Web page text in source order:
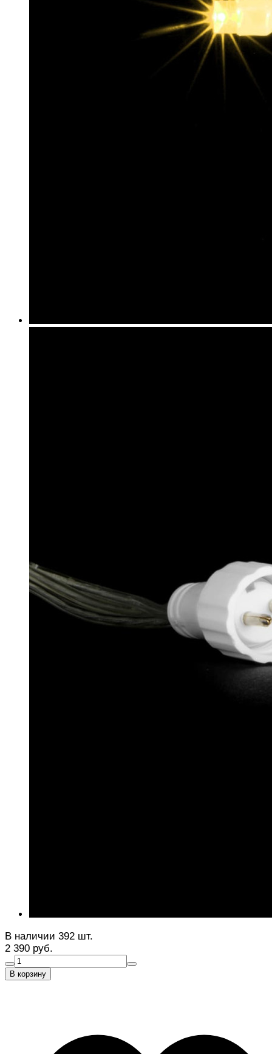
В наличии 392 шт.
2 390 руб.
В корзину